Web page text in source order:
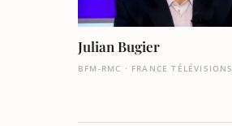
Julian Bugier
BFM-RMC · FRANCE TÉLÉVISIONS